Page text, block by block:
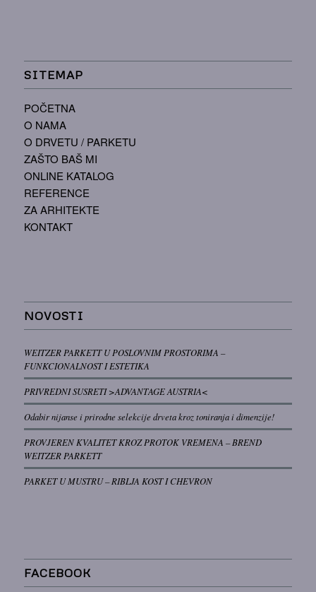
SITEMAP
POČETNA
O NAMA
O DRVETU / PARKETU
ZAŠTO BAŠ MI
ONLINE KATALOG
REFERENCE
ZA ARHITEKTE
KONTAKT
NOVOSTI
WEITZER PARKETT U POSLOVNIM PROSTORIMA –
FUNKCIONALNOST I ESTETIKA
PRIVREDNI SUSRETI >ADVANTAGE AUSTRIA<
Odabir nijanse i prirodne selekcije drveta kroz toniranja i dimenzije!
PROVJEREN KVALITET KROZ PROTOK VREMENA – BREND
WEITZER PARKETT
PARKET U MUSTRU – RIBLJA KOST I CHEVRON
FACEBOOK